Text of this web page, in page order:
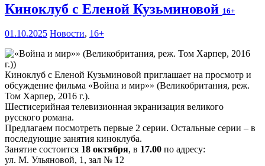
Киноклуб с Еленой Кузьминовой 16+
01.10.2025 Новости, 16+
Киноклуб с Еленой Кузьминовой приглашает на просмотр и
обсуждение фильма «Война и мир»» (Великобритания, реж.
Том Харпер, 2016 г.).
Шестисерийная телевизионная экранизация великого
русского романа.
Предлагаем посмотреть первые 2 серии. Остальные серии – в
последующие занятия киноклуба.
Занятие состоится 18 октября, в 17.00 по адресу:
ул. М. Ульяновой, 1, зал № 12